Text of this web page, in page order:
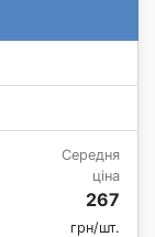
Середня
ціна
267
грн/шт.